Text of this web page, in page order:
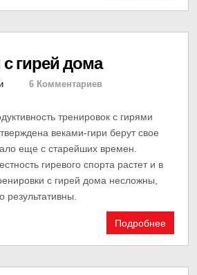
гирей дома
6 Комментариев
тренировок с гирями
веками-гири берут свое
еще с старейших времен.
гиревого спорта растет и в
с гирей дома несложны,
результативны.
Подробнее